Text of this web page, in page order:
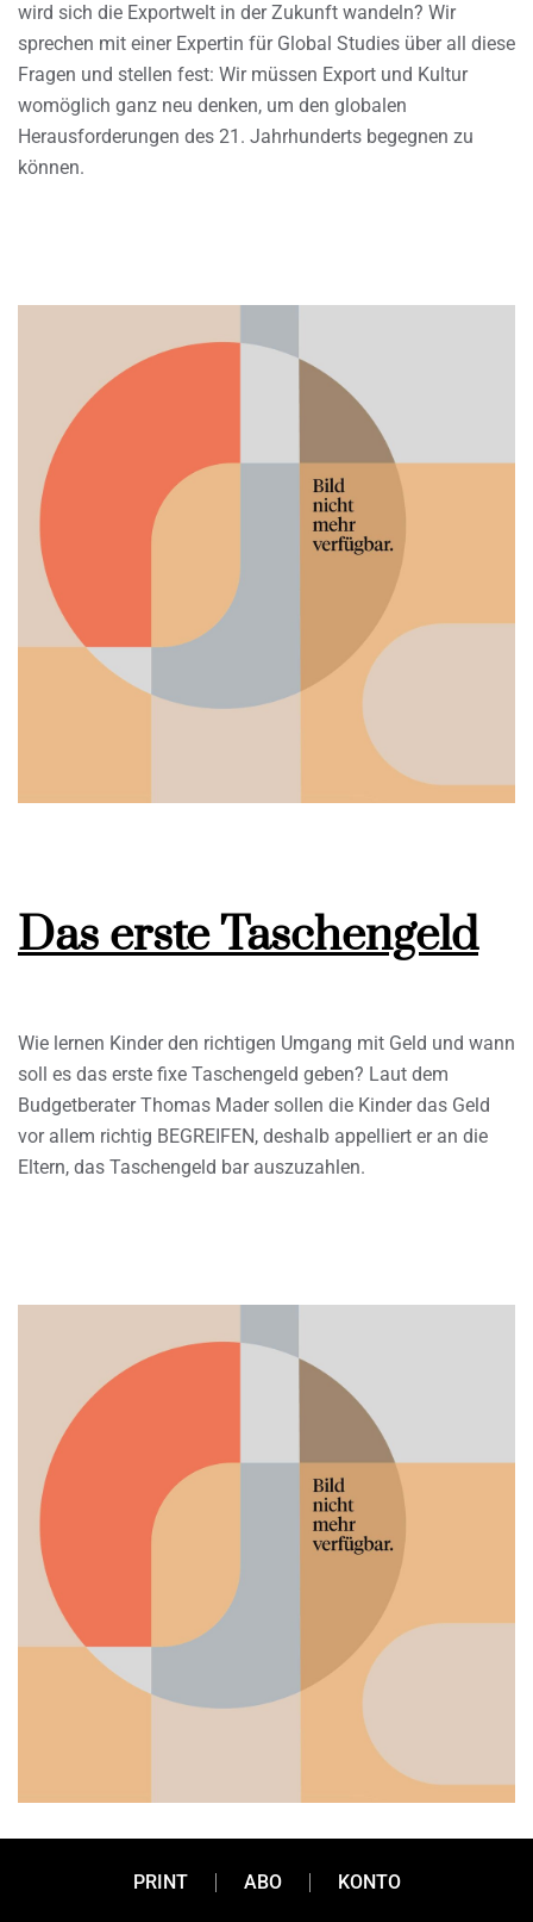
wird sich die Exportwelt in der Zukunft wandeln? Wir
sprechen mit einer Expertin für Global Studies über all diese
Fragen und stellen fest: Wir müssen Export und Kultur
womöglich ganz neu denken, um den globalen
Herausforderungen des 21. Jahrhunderts begegnen zu
können.
Das erste Taschengeld
Wie lernen Kinder den richtigen Umgang mit Geld und wann
soll es das erste fixe Taschengeld geben? Laut dem
Budgetberater Thomas Mader sollen die Kinder das Geld
vor allem richtig BEGREIFEN, deshalb appelliert er an die
Eltern, das Taschengeld bar auszuzahlen.
PRINT ABO KONTO